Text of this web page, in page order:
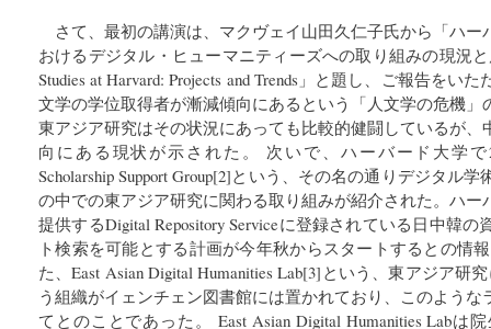
さて、最初の講演は、マクヴェイ山田久仁子氏から「ハ
おけるデジタル・ヒューマニティーズへの取り組みの現況と
Studies at Harvard: Projects and Trends」と題し、ご報告をい
文学の学位取得者が漸減傾向にあるという「人文学の危機」
東アジア研究はその状況にあっても比較的健闘しているが、
向にある現状が示された。 次いで、ハーバード大学で
Scholarship Support Group[2]という、その名の通りデジタル
の中での東アジア研究に関わる取り組みが紹介された。ハー
提供するDigital Repository Serviceに登録されている日中韓
ト検索を可能とする計画が今年秋からスタートするとの情
た、East Asian Digital Humanities Lab[3]という、東アジア研
う組織がイェンチェン図書館には置かれており、このよう
てとのことであった。 East Asian Digital Humanities Labは